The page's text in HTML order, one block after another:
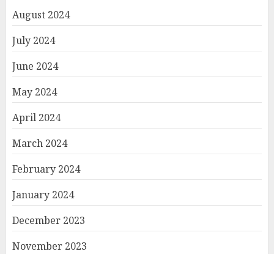
August 2024
July 2024
June 2024
May 2024
April 2024
March 2024
February 2024
January 2024
December 2023
November 2023